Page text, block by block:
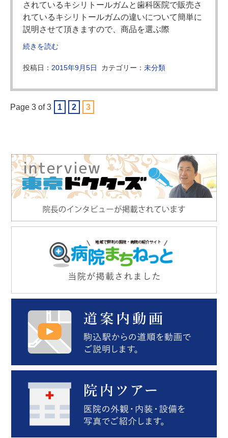
されているキシリトールガムと歯科医院で販売さ
れているキシリトールガムの違いについて簡単に
説明させて頂きますので、商品を選ぶ際
続きを読む
投稿日： 2015年9月5日 カテゴリー： 未分類
Page 3 of 3 1 2 3